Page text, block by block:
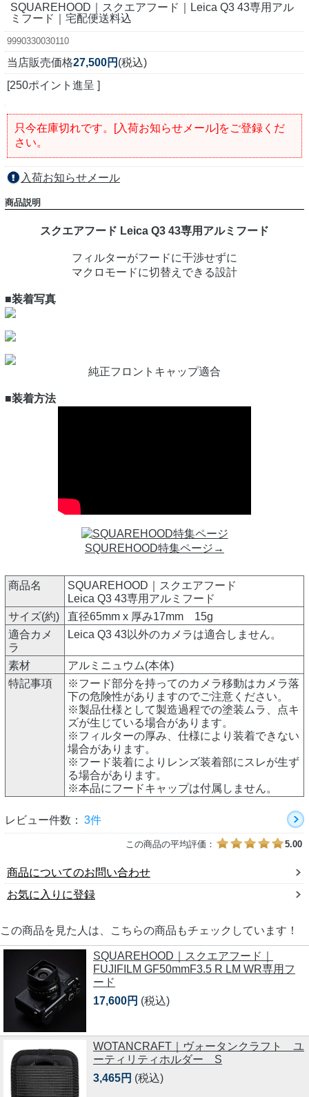
SQUAREHOOD｜スクエアフード｜Leica Q3 43専用アル
ミフード｜宅配便送料込
9990330030110
当店販売価格27,500円 (税込)
[250ポイント進呈 ]
只今在庫切れです。[入荷お知らせメール]をご登録くだ
さい。
入荷お知らせメール
商品説明
スクエアフード Leica Q3 43専用アルミフード
フィルターがフードに干渉せずに
マクロモードに切替えできる設計
■装着写真
純正フロントキャップ適合
■装着方法
SQUREHOOD特集ページ→
商品名
SQUAREHOOD｜スクエアフード
Leica Q3 43専用アルミフード
サイズ(約)
直径65mm x 厚み17mm 15g
適合カメ
ラ
Leica Q3 43以外のカメラは適合しません。
素材
アルミニュウム(本体)
特記事項
※フード部分を持ってのカメラ移動はカメラ落
下の危険性がありますのでご注意ください。
※製品仕様として製造過程での塗装ムラ、点キ
ズが生じている場合があります。
※フィルターの厚み、仕様により装着できない
場合があります。
※フード装着によりレンズ装着部にスレが生ず
る場合があります。
※本品にフードキャップは付属しません。
レビュー件数： 3件
この商品の平均評価： 5.00
商品についてのお問い合わせ
お気に入りに登録
この商品を見た人は、こちらの商品もチェックしています！
SQUAREHOOD｜スクエアフード｜
FUJIFILM GF50mmF3.5 R LM WR専用フ
ード
17,600円 (税込)
WOTANCRAFT｜ヴォータンクラフト ユ
ーティリティホルダー S
3,465円 (税込)